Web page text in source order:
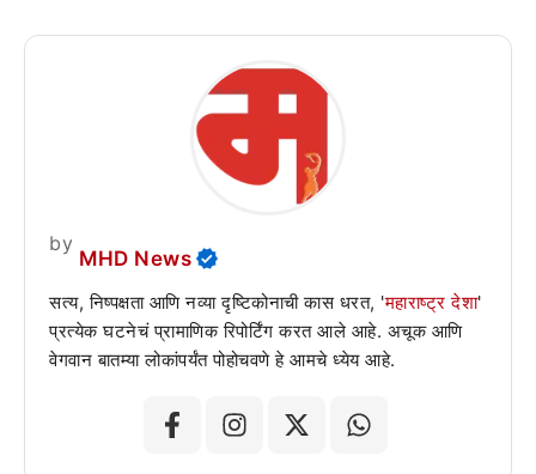
by
MHD News
सत्य, निष्पक्षता आणि नव्या दृष्टिकोनाची कास धरत, 'महाराष्ट्र देशा'
प्रत्येक घटनेचं प्रामाणिक रिपोर्टिंग करत आले आहे. अचूक आणि
वेगवान बातम्या लोकांपर्यंत पोहोचवणे हे आमचे ध्येय आहे.